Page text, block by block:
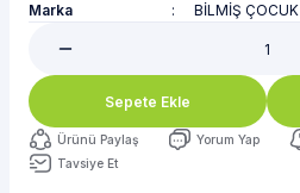
Marka
BİLMİŞ ÇOCUK
Sepete Ekle
Ürünü Paylaş Yorum Yap
Tavsiye Et